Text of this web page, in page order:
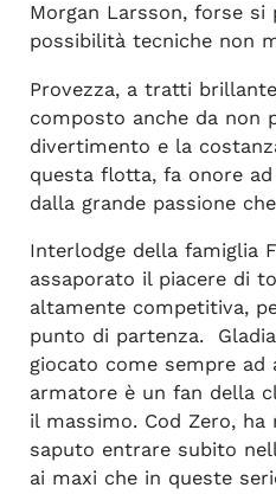
Morgan Larsson, forse
possibilità tecniche non
Provezza, a tratti
composto anche da non
divertimento e la
questa flotta, fa onore
dalla grande passione
Interlodge della famiglia
assaporato il piacere di
altamente competitiva,
punto di partenza.
giocato come sempre
armatore è un fan della
il massimo. Cod Zero,
saputo entrare subito
ai maxi che in queste